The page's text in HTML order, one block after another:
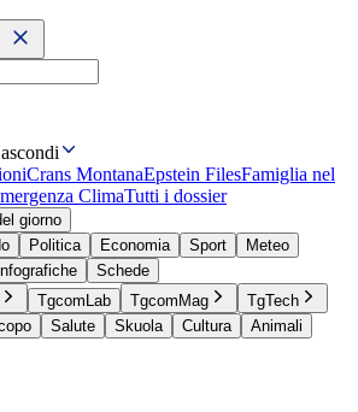
Crans MontanaEpstein FilesFamiglia nel
ClimaTutti i dossier
giorno
Politica Economia Sport
Meteo
Infografiche
Schede
TgcomLab TgcomMag
TgTech
Salute Skuola Cultura
Animali